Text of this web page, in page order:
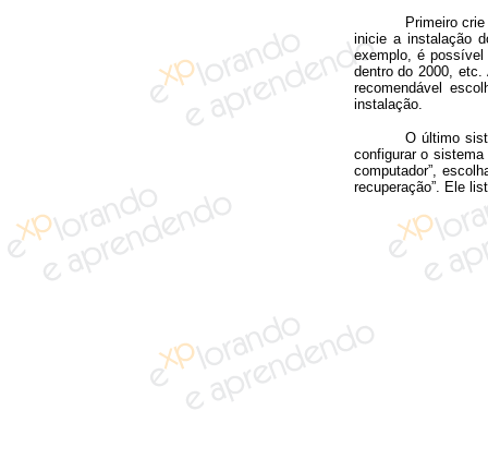
Primeiro
inicie a instalação
exemplo, é
dentro do 2000,
recomendável
instalação.
O último
configurar o
computador”,
recuperação”. Ele